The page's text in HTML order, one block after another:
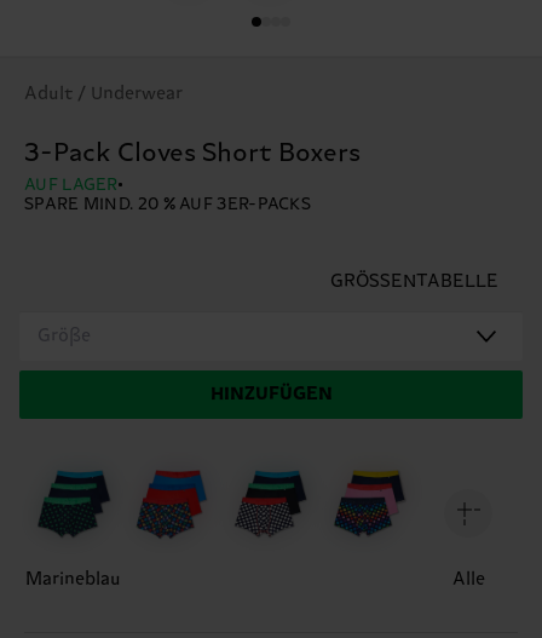
Adult / Underwear
3-Pack Cloves Short Boxers
AUF LAGER
SPARE MIND. 20 % AUF 3ER-PACKS
GRÖSSENTABELLE
Größe
HINZUFÜGEN
Marineblau Alle